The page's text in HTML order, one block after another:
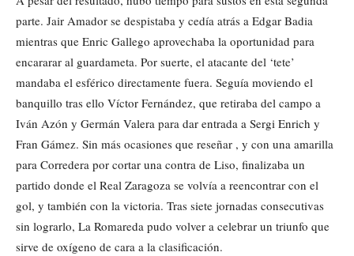
parte. Jair Amador se despistaba y cedía atrás a Edgar Badia
mientras que Enric Gallego aprovechaba la oportunidad para
encararar al guardameta. Por suerte, el atacante del ‘tete’
mandaba el esférico directamente fuera. Seguía moviendo el
banquillo tras ello Víctor Fernández, que retiraba del campo a
Iván Azón y Germán Valera para dar entrada a Sergi Enrich y
Fran Gámez. Sin más ocasiones que reseñar , y con una amarilla
para Corredera por cortar una contra de Liso, finalizaba un
partido donde el Real Zaragoza se volvía a reencontrar con el
gol, y también con la victoria. Tras siete jornadas consecutivas
sin lograrlo, La Romareda pudo volver a celebrar un triunfo que
sirve de oxígeno de cara a la clasificación.